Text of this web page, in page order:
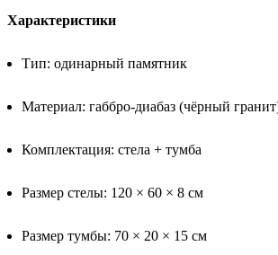
Характеристики
Тип: одинарный памятник
Материал: габбро-диабаз (чёрный
Комплектация: стела + тумба
Размер стелы: 120 × 60 × 8 см
Размер тумбы: 70 × 20 × 15 см